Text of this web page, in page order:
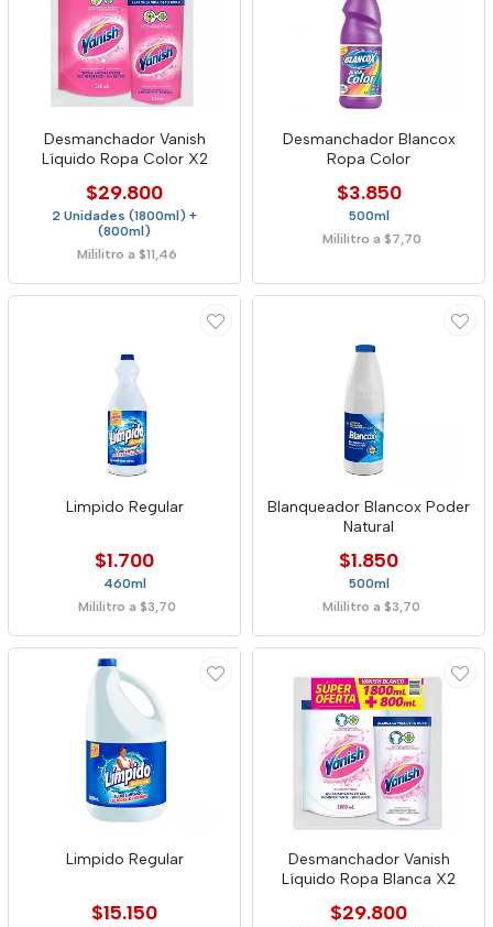
Desmanchador Vanish
Líquido Ropa Color X2
$29.800
2 Unidades (1800ml) +
(800ml)
Mililitro a $11,46
Desmanchador Blancox
Ropa Color
$3.850
500ml
Mililitro a $7,70
Limpido Regular
$1.700
460ml
Mililitro a $3,70
Blanqueador Blancox Poder
Natural
$1.850
500ml
Mililitro a $3,70
Limpido Regular
$15.150
Desmanchador Vanish
Líquido Ropa Blanca X2
$29.800